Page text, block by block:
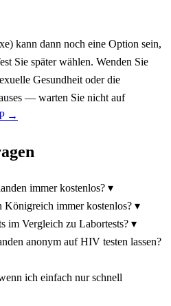
kann dann noch eine Option sein,
Sie später wählen. Wenden Sie
Gesundheit oder die
— warten Sie nicht auf
→
immer kostenlos? ▾
immer kostenlos? ▾
im Vergleich zu Labortests? ▾
anonym auf HIV testen lassen?
ich einfach nur schnell